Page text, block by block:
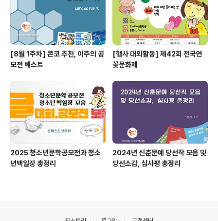
[8월 1주차] 콘코 추천, 이주의 공
모전 베스트
[행사 대외활동] 제42회 전국연
꽃문화제
2025 청소년문학공모전과 청소
년백일장 총정리
2024년 신춘문예 당선작 모음 및
당선소감, 심사평 총정리